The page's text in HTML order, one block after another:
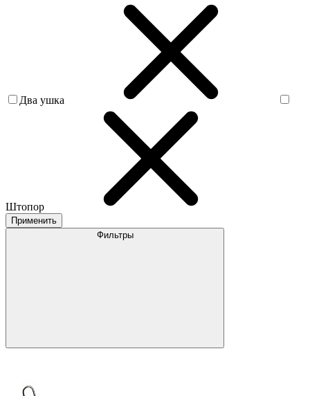
Два ушка
Штопор
Применить
Фильтры